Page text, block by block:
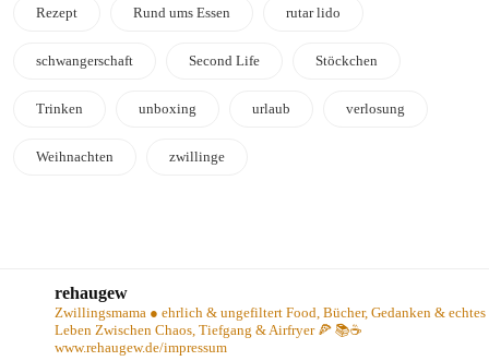
Rezept Rund ums Essen rutar lido
schwangerschaft Second Life Stöckchen
Trinken unboxing urlaub verlosung
Weihnachten zwillinge
rehaugew
Zwillingsmama ● ehrlich & ungefiltert Food, Bücher, Gedanken & echtes
Leben Zwischen Chaos, Tiefgang & Airfryer 🍕 📚☕️
www.rehaugew.de/impressum